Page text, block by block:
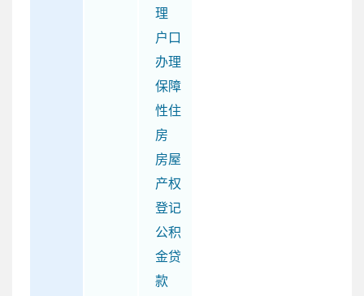
理
户口
办理
保障
性住
房
房屋
产权
登记
公积
金贷
款